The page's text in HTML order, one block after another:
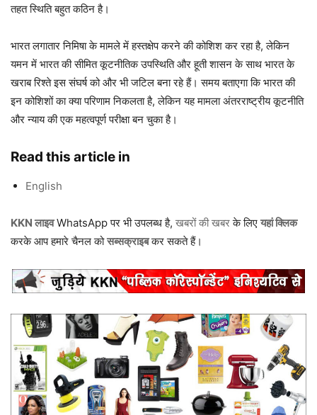
तहत स्थिति बहुत कठिन है।
भारत लगातार निमिषा के मामले में हस्तक्षेप करने की कोशिश कर रहा है, लेकिन
यमन में भारत की सीमित कूटनीतिक उपस्थिति और हूती शासन के साथ भारत के
खराब रिश्ते इस संघर्ष को और भी जटिल बना रहे हैं। समय बताएगा कि भारत की
इन कोशिशों का क्या परिणाम निकलता है, लेकिन यह मामला अंतरराष्ट्रीय कूटनीति
और न्याय की एक महत्वपूर्ण परीक्षा बन चुका है।
Read this article in
English
KKN लाइवWhatsApp पर भी उपलब्ध है, खबरों की खबरके लिए यहां क्लिक
करके आप हमारे चैनल कोसब्सक्राइबकर सकते हैं।